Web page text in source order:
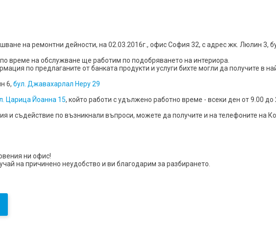
на ремонтни дейности, на 02.03.2016г., офис София 32, с адрес жк. Люлин 3,
време на обслужване ще работим по подобряването на интериора.
по предлаганите от банката продукти и услуги бихте могли да получите в
6, бул. Джавахарлал Неру 29
Царица Йоанна 15, който работи с удължено работно време - всеки ден от 9.00 до
и съдействие по възникнали въпроси, можете да получите и на телефоните на
ни офис!
на причинено неудобство и ви благодарим за разбирането.